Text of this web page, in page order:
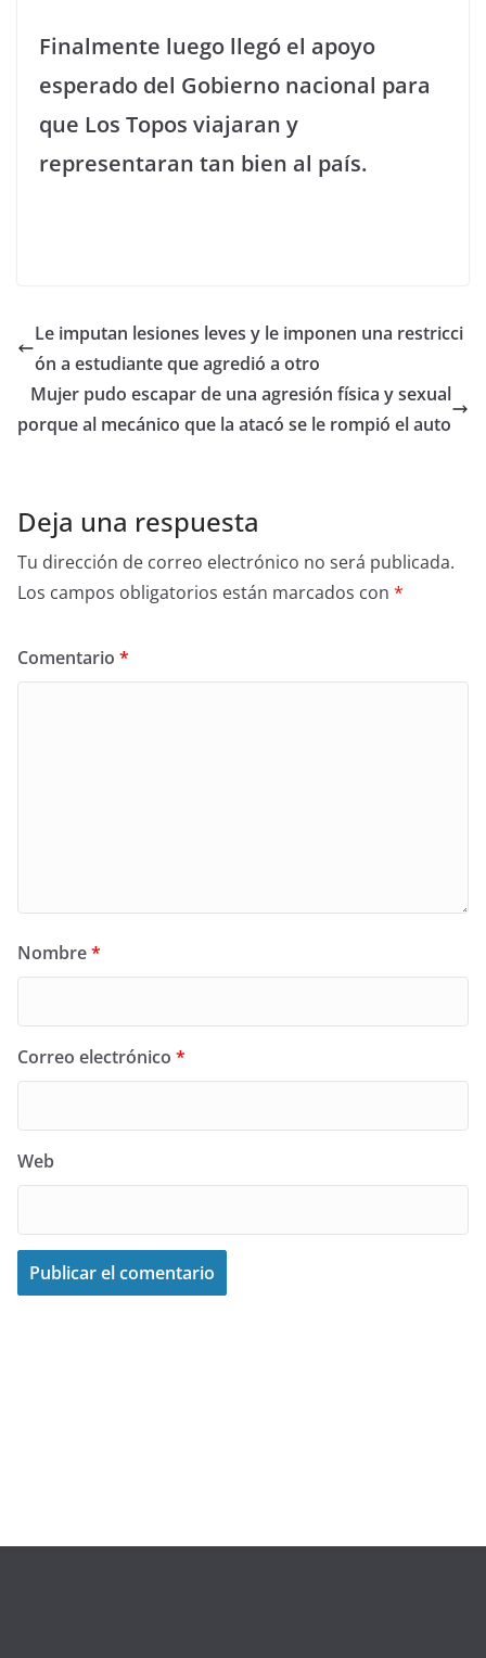
Finalmente luego llegó el apoyo
esperado del Gobierno nacional para
que Los Topos viajaran y
representaran tan bien al país.
Le imputan lesiones leves y le imponen una restricci
ón a estudiante que agredió a otro
Mujer pudo escapar de una agresión física y sexual
porque al mecánico que la atacó se le rompió el auto
Deja una respuesta
Tu dirección de correo electrónico no será publicada.
Los campos obligatorios están marcados con *
Comentario *
Nombre*
Correo electrónico *
Web